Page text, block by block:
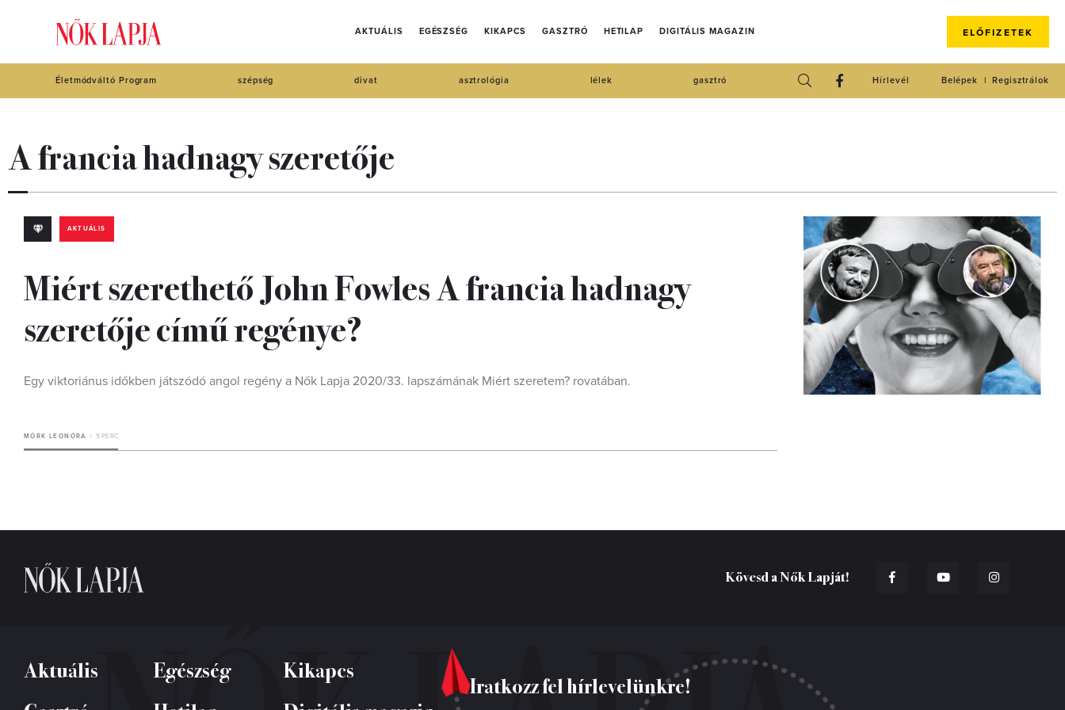
AKTUÁLIS EGÉSZSÉG KIKAPCS GASZTRÓ HETILAP DIGITÁLIS MAGAZIN ELŐFIZETEK
Életmódváltó Program szépség divat asztrológia lélek gasztró Regisztrálok
Belépek
Hírlevél
A francia hadnagy szeretője
AKTUÁLIS
Miért szerethető John Fowles A francia hadnagy
szeretője című regénye?
Egy viktoriánus időkben játszódó angol regény a Nők Lapja 2020/33. lapszámának Miért szeretem? rovatában.
MÖRK LEONÓRA 9 PERC
Kövesd a Nők Lapját!
Aktuális Egészség
Kikapcs
Iratkozz fel hírlevelünkre!